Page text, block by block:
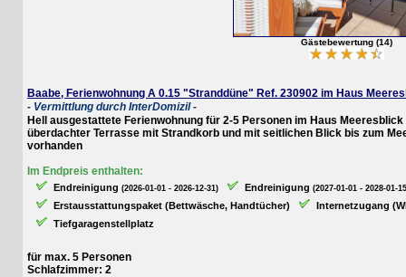
Gästebewertung (14)
Baabe, Ferienwohnung A 0.15 "Stranddüne" Ref. 230902 im Haus
- Vermittlung durch InterDomizil -
Hell ausgestattete Ferienwohnung für 2-5 Personen im Haus Meeresblick
überdachter Terrasse mit Strandkorb und mit seitlichen Blick bis zum Meer
vorhanden
Im Endpreis enthalten:
Endreinigung(2026-01-01 - 2026-12-31) Endreinigung(2027-01-01 - 2028-01-15)
Erstausstattungspaket (Bettwäsche, Handtücher)
Internetzugang (WLAN)
Tiefgaragenstellplatz
für max. 5 Personen
Schlafzimmer: 2